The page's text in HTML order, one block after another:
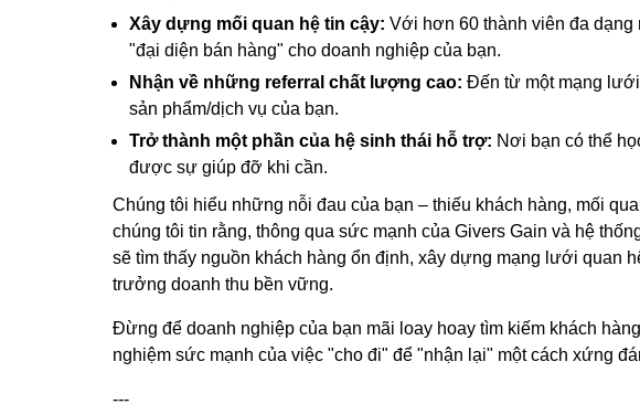
Xây dựng mối quan hệ tin cậy: Với hơn 60 thành viên đa
"đại diện bán hàng" cho doanh nghiệp của bạn.
Nhận về những referral chất lượng cao: Đến từ một mạng
sản phẩm/dịch vụ của bạn.
Trở thành một phần của hệ sinh thái hỗ trợ: Nơi bạn có thể
được sự giúp đỡ khi cần.
Chúng tôi hiểu những nỗi đau của bạn – thiếu khách hàng, mối
chúng tôi tin rằng, thông qua sức mạnh của Givers Gain và hệ
sẽ tìm thấy nguồn khách hàng ổn định, xây dựng mạng lưới quan
trưởng doanh thu bền vững.
Đừng để doanh nghiệp của bạn mãi loay hoay tìm kiếm khách
nghiệm sức mạnh của việc "cho đi" để "nhận lại" một cách xứng
---